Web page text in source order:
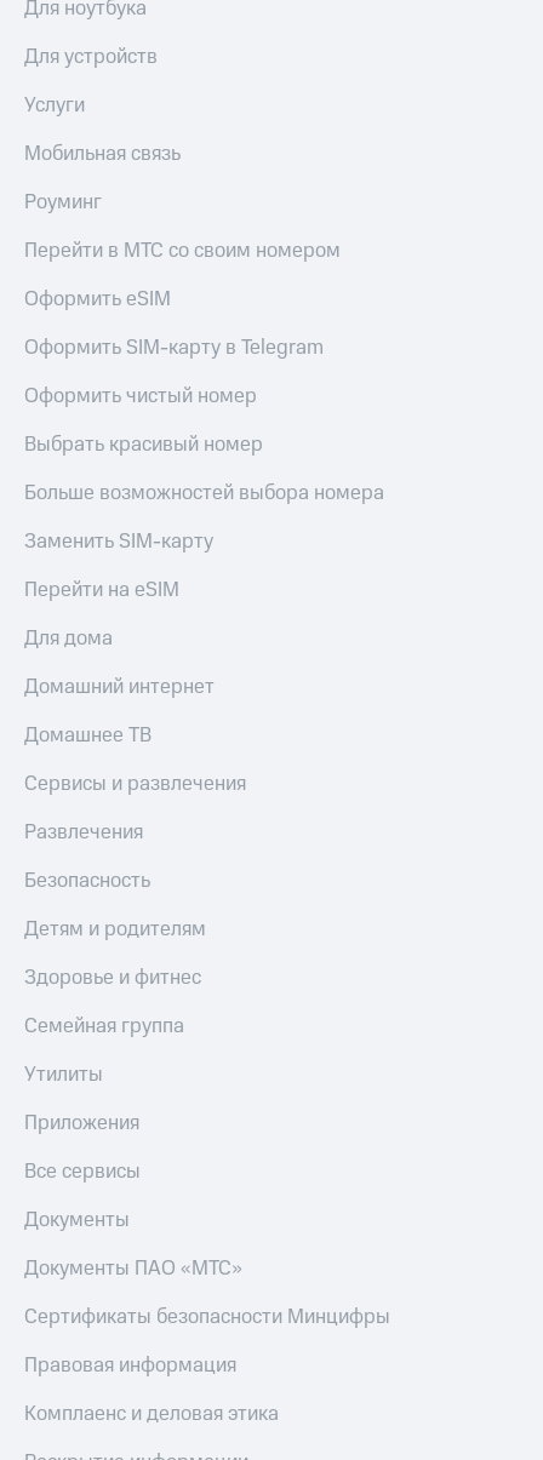
Для ноутбука
Для устройств
Услуги
Мобильная связь
Роуминг
Перейти в МТС со своим номером
Оформить eSIM
Оформить SIM-карту в Telegram
Оформить чистый номер
Выбрать красивый номер
Больше возможностей выбора номера
Заменить SIM-карту
Перейти на eSIM
Для дома
Домашний интернет
Домашнее ТВ
Сервисы и развлечения
Развлечения
Безопасность
Детям и родителям
Здоровье и фитнес
Семейная группа
Утилиты
Приложения
Все сервисы
Документы
Документы ПАО «МТС»
Сертификаты безопасности Минцифры
Правовая информация
Комплаенс и деловая этика